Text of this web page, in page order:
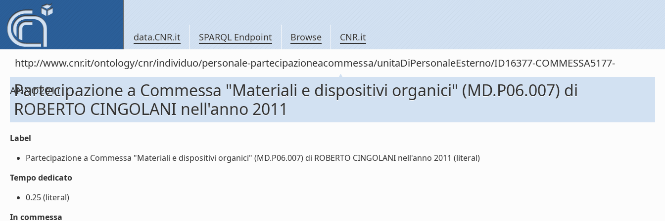
data.CNR.it SPARQL Endpoint Browse CNR.it
http://www.cnr.it/ontology/cnr/individuo/personale-partecipazioneacommessa/unitaDiPersonaleEsterno/ID16377-COMMESSA5177-
ANNO2011
Partecipazione a Commessa "Materiali e dispositivi organici" (MD.P06.007) di
ROBERTO CINGOLANI nell'anno 2011
Label
Partecipazione a Commessa "Materiali e dispositivi organici" (MD.P06.007) di ROBERTO CINGOLANI nell'anno 2011 (literal)
Tempo dedicato
0.25 (literal)
In commessa